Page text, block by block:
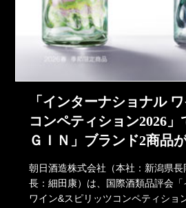
「インターナショナル
コンペティション2026
ＧＩＮ」ブランド2商品
朝日酒造株式会社（本社：新潟県
長：細田康）は、国際酒類品評会
ワイン&スピリッツコンペティショ